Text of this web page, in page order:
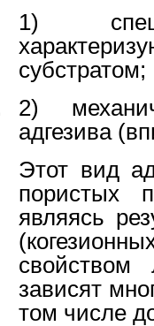
1)
субстратом;
2)
адгезива
Этот вид
пористых
являясь
свойством
зависят
том числе